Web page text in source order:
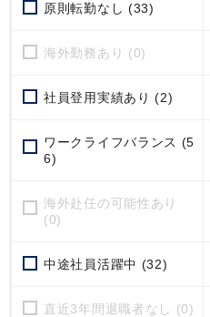
原則転勤なし (33)
海外勤務あり (0)
社員登用実績あり (2)
ワークライフバランス (5
6)
海外赴任の可能性あり
(0)
中途社員活躍中 (32)
直近3年間退職者なし (0)